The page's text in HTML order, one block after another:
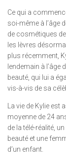
Ce qui a
soi-même à l’âge
de cosmétiques
les lèvres
plus récemment,
lendemain à
beauté, qui lui a
vis-à-vis de sa
La vie de Kylie
moyenne de 24
de la télé-réalité,
beauté et une
d’un enfant.